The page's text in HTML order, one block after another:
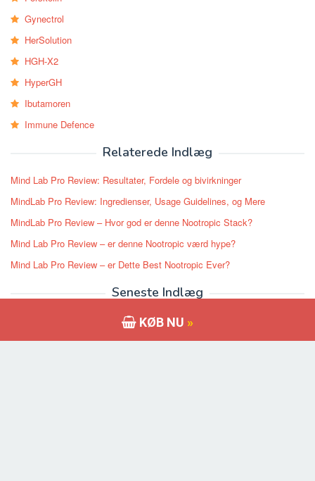
KØB NU »
Gynectrol
HerSolution
HGH-X2
HyperGH
Ibutamoren
Immune Defence
Relaterede Indlæg
Mind Lab Pro Review: Resultater, Fordele og bivirkninger
MindLab Pro Review: Ingredienser, Usage Guidelines, og Mere
MindLab Pro Review – Hvor god er denne Nootropic Stack?
Mind Lab Pro Review – er denne Nootropic værd hype?
Mind Lab Pro Review – er Dette Best Nootropic Ever?
Seneste Indlæg
Crazy Bulk Anvarol Review og Resultat – naturlig erstatning for